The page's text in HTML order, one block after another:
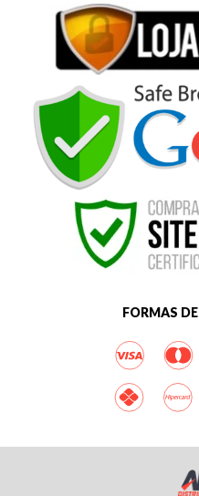
FORMAS